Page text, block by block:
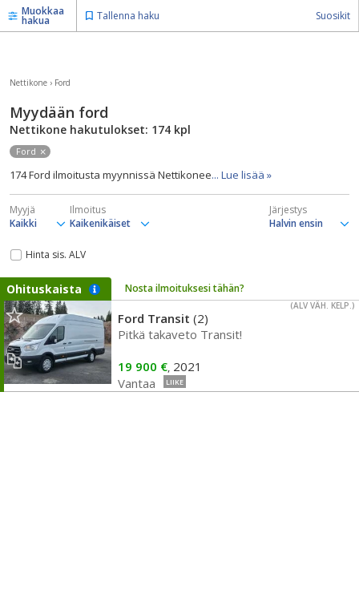
Muokkaa
hakua Tallenna haku Suosikit
Nettikone › Ford
Myydään ford
Nettikone hakutulokset: 174 kpl
Ford
174 Ford ilmoitusta myynnissä Nettikonee... Lue lisää »
Myyjä Ilmoitus Järjestys
Hinta sis. ALV
Ohituskaista Nosta ilmoituksesi tähän?
(ALV VÄH. KELP.)
Ford Transit (2)
Pitkä takaveto Transit!
19 900 €, 2021
Vantaa
LIIKE